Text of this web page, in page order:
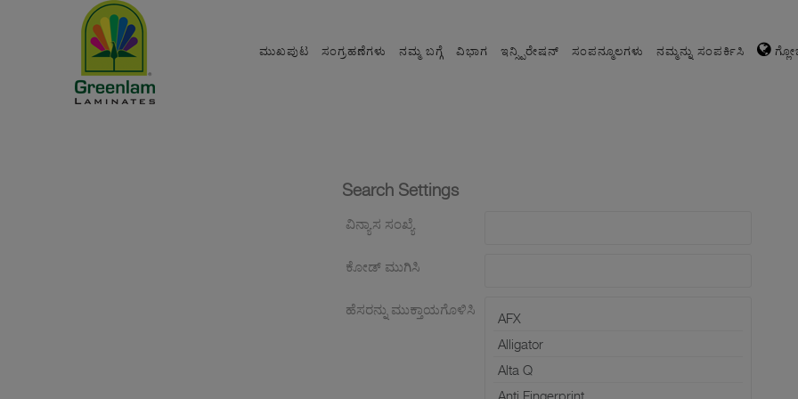
ಮುಖಪುಟ ಸಂಗ್ರಹಣೆಗಳು ನಮ್ಮ ಬಗ್ಗೆ ವಿಭಾಗ ಇನ್ಸ್ಪಿರೇಷನ್ ಸಂಪನ್ಮೂಲಗಳು ನಮ್ಮನ್ನು ಸಂಪರ್ಕಿಸಿ
Search Settings
ವಿನ್ಯಾಸ ಸಂಖ್ಯೆ
ಕೋಡ್ ಮುಗಿಸಿ
ಹೆಸರನ್ನು ಮುಕ್ತಾಯಗೊಳಿಸಿ